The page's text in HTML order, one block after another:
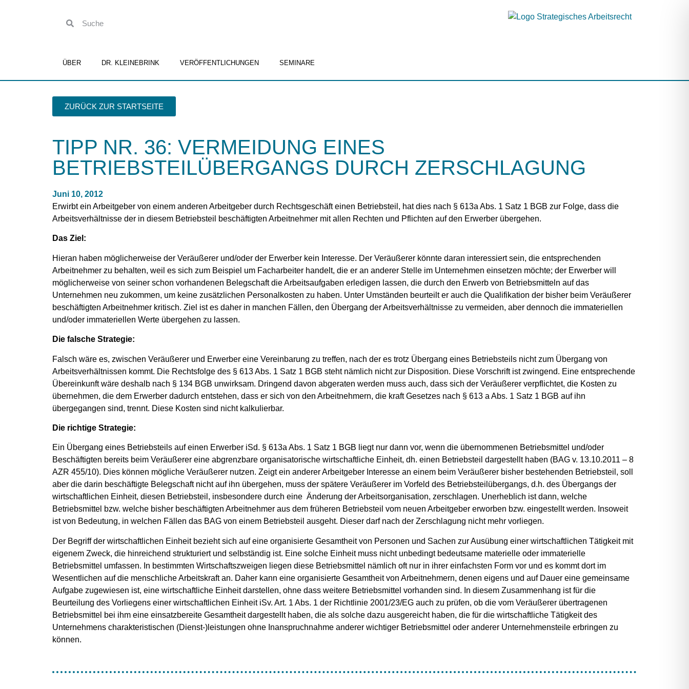
ÜBER DR. KLEINEBRINK VERÖFFENTLICHUNGEN SEMINARE
ZURÜCK ZUR STARTSEITE
TIPP NR. 36: VERMEIDUNG EINES
BETRIEBSTEILÜBERGANGS DURCH ZERSCHLAGUNG
Juni 10, 2012
Erwirbt ein Arbeitgeber von einem anderen Arbeitgeber durch Rechtsgeschäft einen Betriebsteil, hat dies nach § 613a Abs. 1 Satz 1 BGB zur Folge, dass die
Arbeitsverhältnisse der in diesem Betriebsteil beschäftigten Arbeitnehmer mit allen Rechten und Pflichten auf den Erwerber übergehen.
Das Ziel:
Hieran haben möglicherweise der Veräußerer und/oder der Erwerber kein Interesse. Der Veräußerer könnte daran interessiert sein, die entsprechenden
Arbeitnehmer zu behalten, weil es sich zum Beispiel um Facharbeiter handelt, die er an anderer Stelle im Unternehmen einsetzen möchte; der Erwerber will
möglicherweise von seiner schon vorhandenen Belegschaft die Arbeitsaufgaben erledigen lassen, die durch den Erwerb von Betriebsmitteln auf das
Unternehmen neu zukommen, um keine zusätzlichen Personalkosten zu haben. Unter Umständen beurteilt er auch die Qualifikation der bisher beim Veräußerer
beschäftigten Arbeitnehmer kritisch. Ziel ist es daher in manchen Fällen, den Übergang der Arbeitsverhältnisse zu vermeiden, aber dennoch die immateriellen
und/oder immateriellen Werte übergehen zu lassen.
Die falsche Strategie:
Falsch wäre es, zwischen Veräußerer und Erwerber eine Vereinbarung zu treffen, nach der es trotz Übergang eines Betriebsteils nicht zum Übergang von
Arbeitsverhältnissen kommt. Die Rechtsfolge des § 613 Abs. 1 Satz 1 BGB steht nämlich nicht zur Disposition. Diese Vorschrift ist zwingend. Eine entsprechende
Übereinkunft wäre deshalb nach § 134 BGB unwirksam. Dringend davon abgeraten werden muss auch, dass sich der Veräußerer verpflichtet, die Kosten zu
übernehmen, die dem Erwerber dadurch entstehen, dass er sich von den Arbeitnehmern, die kraft Gesetzes nach § 613 a Abs. 1 Satz 1 BGB auf ihn
übergegangen sind, trennt. Diese Kosten sind nicht kalkulierbar.
Die richtige Strategie:
Ein Übergang eines Betriebsteils auf einen Erwerber iSd. § 613a Abs. 1 Satz 1 BGB liegt nur dann vor, wenn die übernommenen Betriebsmittel und/oder
Beschäftigten bereits beim Veräußerer eine abgrenzbare organisatorische wirtschaftliche Einheit, dh. einen Betriebsteil dargestellt haben (BAG v. 13.10.2011 – 8
AZR 455/10). Dies können mögliche Veräußerer nutzen. Zeigt ein anderer Arbeitgeber Interesse an einem beim Veräußerer bisher bestehenden Betriebsteil, soll
aber die darin beschäftigte Belegschaft nicht auf ihn übergehen, muss der spätere Veräußerer im Vorfeld des Betriebsteilübergangs, d.h. des Übergangs der
wirtschaftlichen Einheit, diesen Betriebsteil, insbesondere durch eine Änderung der Arbeitsorganisation, zerschlagen. Unerheblich ist dann, welche
Betriebsmittel bzw. welche bisher beschäftigten Arbeitnehmer aus dem früheren Betriebsteil vom neuen Arbeitgeber erworben bzw. eingestellt werden. Insoweit
ist von Bedeutung, in welchen Fällen das BAG von einem Betriebsteil ausgeht. Dieser darf nach der Zerschlagung nicht mehr vorliegen.
Der Begriff der wirtschaftlichen Einheit bezieht sich auf eine organisierte Gesamtheit von Personen und Sachen zur Ausübung einer wirtschaftlichen Tätigkeit mit
eigenem Zweck, die hinreichend strukturiert und selbständig ist. Eine solche Einheit muss nicht unbedingt bedeutsame materielle oder immaterielle
Betriebsmittel umfassen. In bestimmten Wirtschaftszweigen liegen diese Betriebsmittel nämlich oft nur in ihrer einfachsten Form vor und es kommt dort im
Wesentlichen auf die menschliche Arbeitskraft an. Daher kann eine organisierte Gesamtheit von Arbeitnehmern, denen eigens und auf Dauer eine gemeinsame
Aufgabe zugewiesen ist, eine wirtschaftliche Einheit darstellen, ohne dass weitere Betriebsmittel vorhanden sind. In diesem Zusammenhang ist für die
Beurteilung des Vorliegens einer wirtschaftlichen Einheit iSv. Art. 1 Abs. 1 der Richtlinie 2001/23/EG auch zu prüfen, ob die vom Veräußerer übertragenen
Betriebsmittel bei ihm eine einsatzbereite Gesamtheit dargestellt haben, die als solche dazu ausgereicht haben, die für die wirtschaftliche Tätigkeit des
Unternehmens charakteristischen (Dienst-)leistungen ohne Inanspruchnahme anderer wichtiger Betriebsmittel oder anderer Unternehmensteile erbringen zu
können.